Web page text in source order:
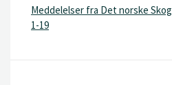
Meddelelser fra Det norske
1-19